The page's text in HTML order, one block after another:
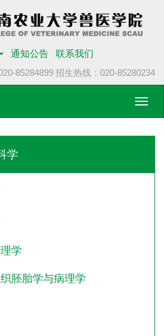
通知公告
联系我们
85284899 招生热线：020-85280234
学
学
胚胎学与病理学